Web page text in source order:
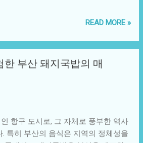
할 수 있다. 이런 방식으로 만화는 단순
회적 논의의 장으로 기능하기에 이른
해 현실을 돌아보고, 개인적 또는 집단
그 자체로 혁신적이기도 하다. 특히,
서 만화는 새로운 형식을 발견하게
시청각적인 경험을 제공하는 새로운
이러한 변형은 미래의 콘텐츠 소비
게 진행되던 시기, 수진은 불행한 진
은 나이에 심각한 만성 질환에 걸리게
을 버렸다. 그의 직장, 친구들, 자신
진과 그 병을 위해 희생되었다. 이러한
의 정서적 지지자 역할 또한 맡게 되
이야"라고 말하며 격려하는 것은 그에
러나 이러한 사랑의 행위는 때로는 서
READ MORE »
한 부산 돼지국밥의 매
항구 도시로, 그 자체로 풍부한 역사
특히 부산의 음식은 지역의 정체성을